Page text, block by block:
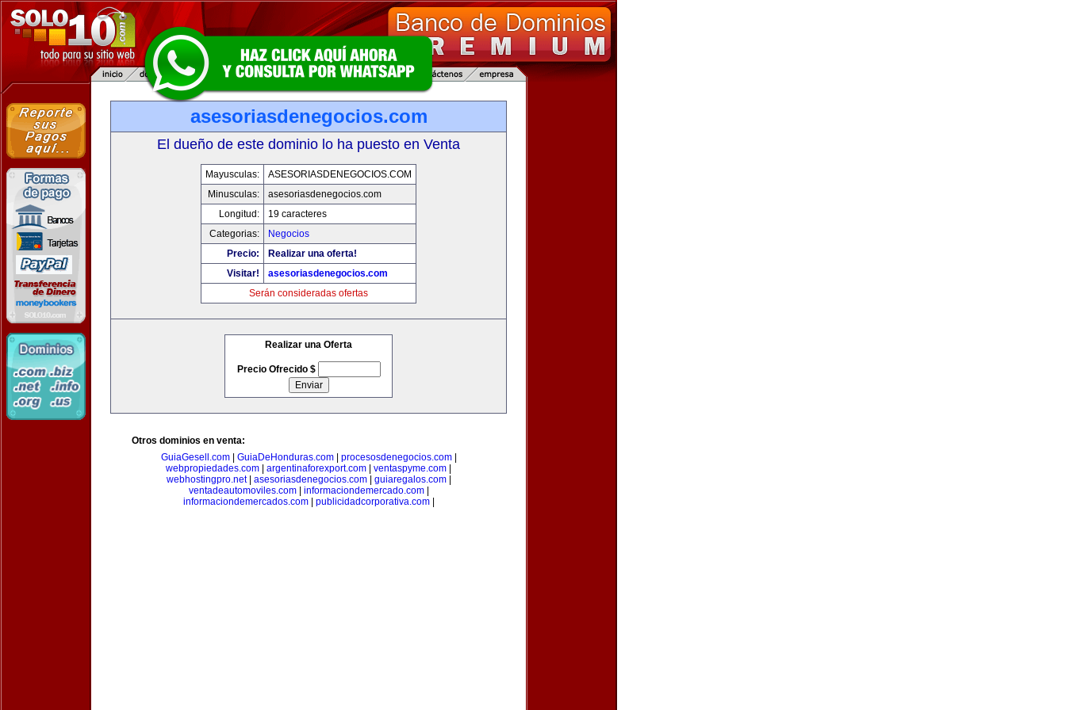
asesoriasdenegocios.com
El dueño de este dominio lo ha puesto en Venta
Mayusculas:
ASESORIASDENEGOCIOS.COM
Minusculas:
asesoriasdenegocios.com
Longitud:
19 caracteres
Categorias:
Negocios
Precio:
Realizar una oferta!
Visitar!
asesoriasdenegocios.com
Serán consideradas ofertas
Realizar una Oferta
Precio Ofrecido $
Otros dominios en venta:
GuiaGesell.com| GuiaDeHonduras.com| procesosdenegocios.com|
webpropiedades.com
argentinaforexport.com ventaspyme.com
webhostingpro.net| asesoriasdenegocios.com| guiaregalos.com|
ventadeautomoviles.com| informaciondemercado.com|
informaciondemercados.com| publicidadcorporativa.com|